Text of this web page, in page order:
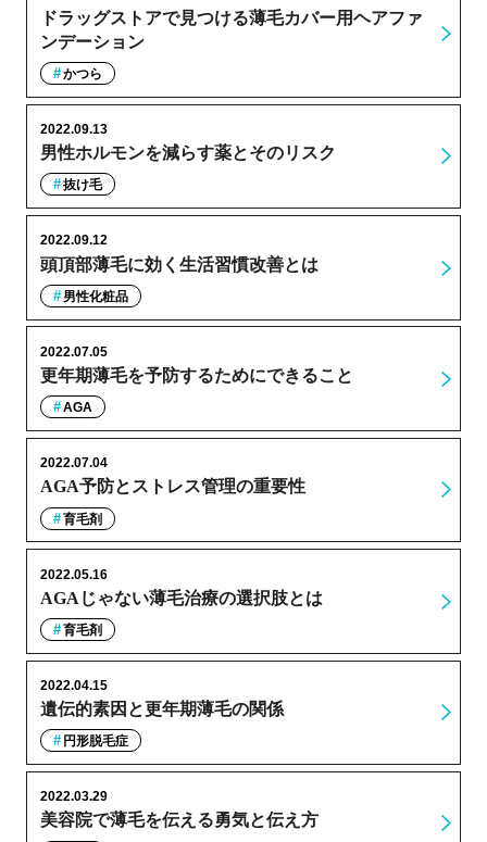
ドラッグストアで見つける薄毛カバー用ヘアファ
ンデーション
かつら
男性ホルモンを減らす薬とそのリスク
2022.09.13
抜け毛
頭頂部薄毛に効く生活習慣改善とは
2022.09.12
男性化粧品
更年期薄毛を予防するためにできること
2022.07.05
AGA
AGA予防とストレス管理の重要性
2022.07.04
育毛剤
AGAじゃない薄毛治療の選択肢とは
2022.05.16
育毛剤
遺伝的素因と更年期薄毛の関係
2022.04.15
円形脱毛症
美容院で薄毛を伝える勇気と伝え方
2022.03.29